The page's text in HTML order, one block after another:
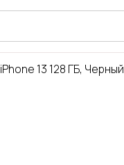
iPhone 13 128 ГБ, Черный